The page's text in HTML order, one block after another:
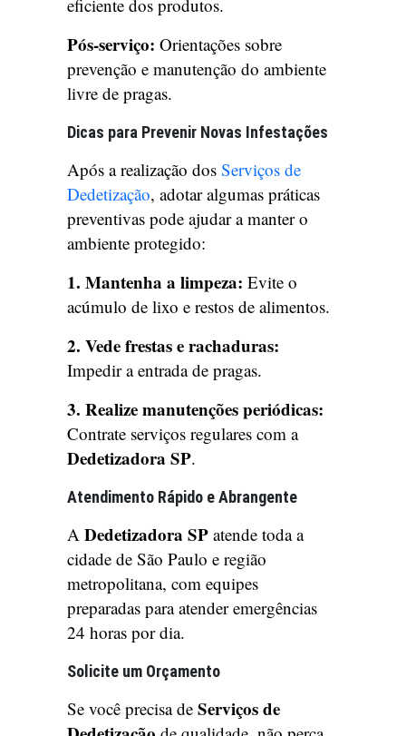
eficiente dos produtos.
Pós-serviço: Orientações sobre
prevenção e manutenção do ambiente
livre de pragas.
Dicas para Prevenir Novas Infestações
Após a realização dos Serviços de
Dedetização, adotar algumas práticas
preventivas pode ajudar a manter o
ambiente protegido:
1. Mantenha a limpeza: Evite o
acúmulo de lixo e restos de alimentos.
2. Vede frestas e rachaduras:
Impedir a entrada de pragas.
3. Realize manutenções periódicas:
Contrate serviços regulares com a
Dedetizadora SP.
Atendimento Rápido e Abrangente
A Dedetizadora SP atende toda a
cidade de São Paulo e região
metropolitana, com equipes
preparadas para atender emergências
24 horas por dia.
Solicite um Orçamento
Se você precisa de Serviços de